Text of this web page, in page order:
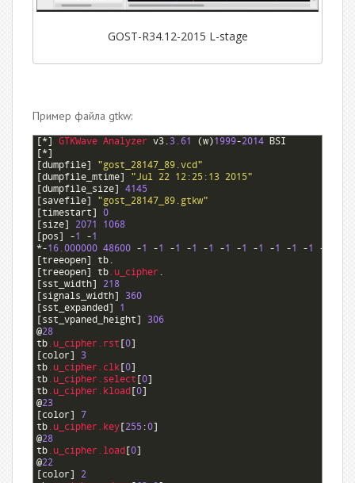
GOST-R34.12-2015 L-stage
Пример файла gtkw:
[*] GTKWave Analyzer v3.3.61 (w)1999-2014
BSI
[*]
[dumpfile]
"gost_28147_89.vcd"
[dumpfile_mtime]
"Jul 22 12:25:13 2015"
[dumpfile_size]
4145
[savefile]
"gost_28147_89.gtkw"
[timestart]
0
[size] 2071
1068
[pos] -1 -1
*-16.000000 48600 -1 -1 -1 -1 -1 -1 -1 -1 -1 -1 -1 -
[treeopen] tb.
[treeopen] tb.u_cipher .
[sst_width]
218
[signals_width]
360
[sst_expanded]
1
[sst_vpaned_height]
306
@28
tb.u_cipher .rst [0]
[color]
3
tb.u_cipher .clk [0]
tb.u_cipher .select [0]
tb.u_cipher .kload [0]
@23
[color]
7
tb.u_cipher .key [255 :0]
@28
tb.u_cipher .load [0]
@22
[color]
2